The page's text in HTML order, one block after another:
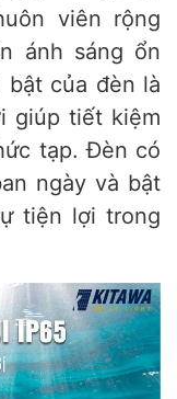
viên rộng
ánh sáng ổn
bật của đèn là
giúp tiết kiệm
tạp. Đèn có
ngày và bật
tiện lợi trong